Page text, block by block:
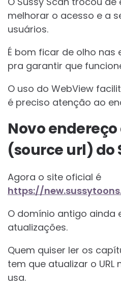
melhorar o acesso e a
usuários.
É bom ficar de olho nas
pra garantir que
O uso do WebView
é preciso atenção ao
Novo
(source url) do
Agora o site oficial é
https://
O domínio antigo ainda
atualizações.
Quem quiser ler os
tem que atualizar o URL
usa.